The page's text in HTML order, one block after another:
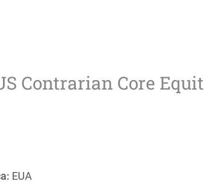
Contrarian Core
EUA